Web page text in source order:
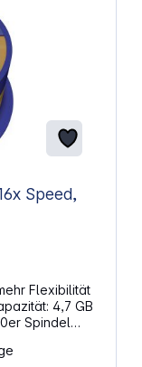
Flexibilität